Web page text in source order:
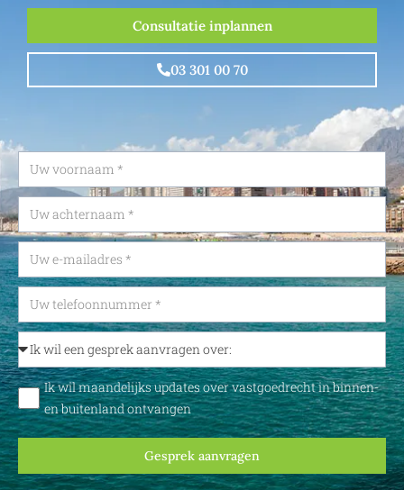
Consultatie inplannen
03 301 00 70
Ik wil maandelijks updates over vastgoedrecht in binnen-
en buitenland ontvangen
Gesprek aanvragen